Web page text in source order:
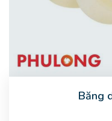
Băng